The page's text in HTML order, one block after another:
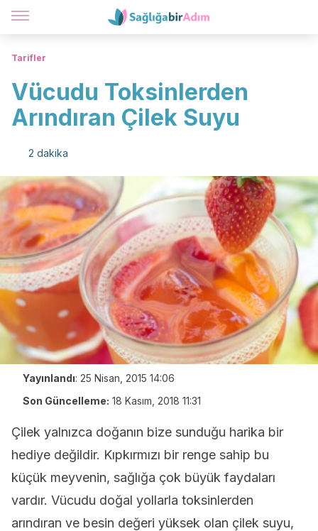
Tarifler
Vücudu Toksinlerden
Arındıran Çilek Suyu
2 dakika
Yayınlandı: 25 Nisan, 2015 14:06
Son Güncelleme: 18 Kasım, 2018 11:31
Çilek yalnızca doğanın bize sunduğu harika bir
hediye değildir. Kıpkırmızı bir renge sahip bu
küçük meyvenin, sağlığa çok büyük faydaları
vardır. Vücudu doğal yollarla toksinlerden
arındıran ve besin değeri yüksek olan çilek suyu,